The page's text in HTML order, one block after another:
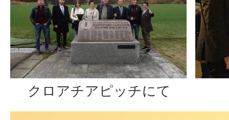
クロアチアピッチにて